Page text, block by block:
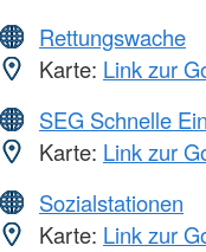
Rettungswache
Karte: Link zur
SEG Schnelle
Karte: Link zur
Sozialstationen
Karte: Link zur